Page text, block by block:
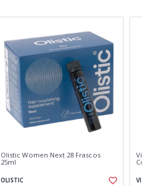
Olistic Women Next 28 Frascos
25ml
OLISTIC